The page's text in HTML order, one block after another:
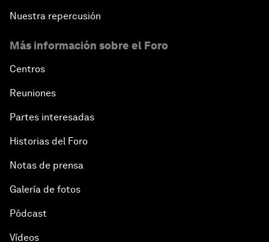
Nuestra repercusión
Más información sobre el Foro
Centros
Reuniones
Partes interesadas
Historias del Foro
Notas de prensa
Galería de fotos
Pódcast
Vídeos